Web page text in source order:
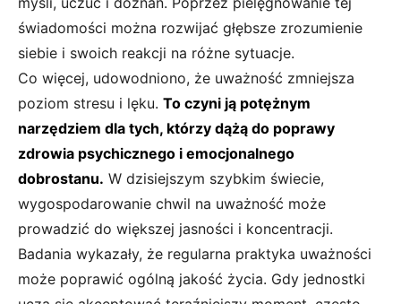
świadomości można rozwijać głębsze zrozumienie
siebie i swoich reakcji na różne sytuacje.
Co więcej, udowodniono, że uważność zmniejsza
poziom stresu i lęku. To czyni ją potężnym
narzędziem dla tych, którzy dążą do poprawy
zdrowia psychicznego i emocjonalnego
dobrostanu. W dzisiejszym szybkim świecie,
wygospodarowanie chwil na uważność może
prowadzić do większej jasności i koncentracji.
Badania wykazały, że regularna praktyka uważności
może poprawić ogólną jakość życia. Gdy jednostki